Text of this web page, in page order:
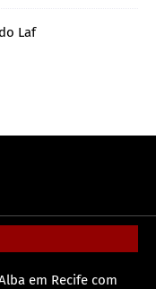
Laf
em Recife com